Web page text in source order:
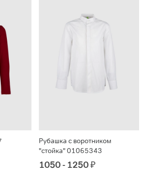
Рубашка с воротником
"стойка" 01065343
1050 - 1250₽